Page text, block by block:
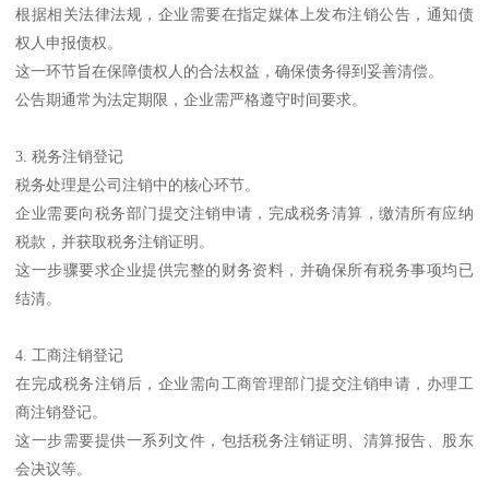
根据相关法律法规，企业需要在指定媒体上发布注销公告，通知债
权人申报债权。
这一环节旨在保障债权人的合法权益，确保债务得到妥善清偿。
公告期通常为法定期限，企业需严格遵守时间要求。
3. 税务注销登记
税务处理是公司注销中的核心环节。
企业需要向税务部门提交注销申请，完成税务清算，缴清所有应纳
税款，并获取税务注销证明。
这一步骤要求企业提供完整的财务资料，并确保所有税务事项均已
结清。
4. 工商注销登记
在完成税务注销后，企业需向工商管理部门提交注销申请，办理工
商注销登记。
这一步需要提供一系列文件，包括税务注销证明、清算报告、股东
会决议等。